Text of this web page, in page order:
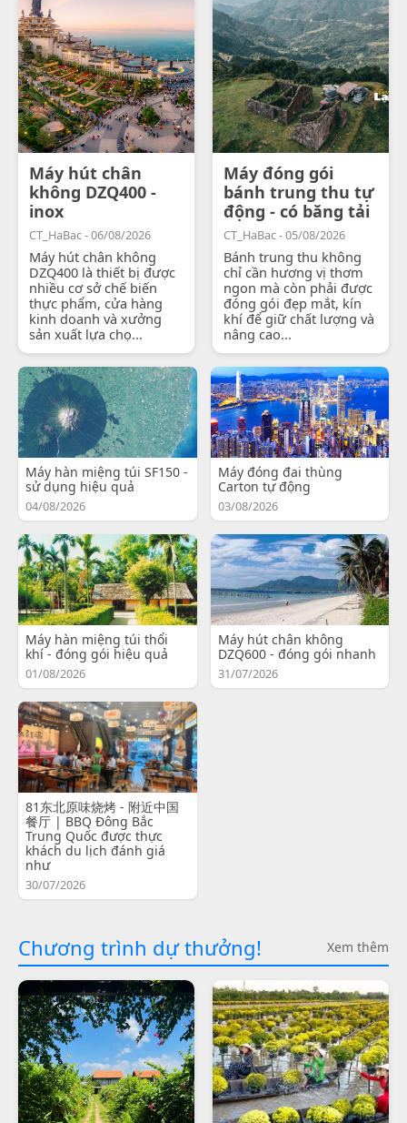
Máy hút chân
không DZQ400 -
inox
CT_HaBac - 06/08/2026
Máy hút chân không
DZQ400 là thiết bị được
nhiều cơ sở chế biến
thực phẩm, cửa hàng
kinh doanh và xưởng
sản xuất lựa chọ...
Máy đóng gói
bánh trung thu tự
động - có băng tải
CT_HaBac - 05/08/2026
Bánh trung thu không
chỉ cần hương vị thơm
ngon mà còn phải được
đóng gói đẹp mắt, kín
khí để giữ chất lượng và
nâng cao...
Máy hàn miệng túi SF150 -
sử dụng hiệu quả
04/08/2026
Máy đóng đai thùng
Carton tự động
03/08/2026
Máy hàn miệng túi thổi
khí - đóng gói hiệu quả
01/08/2026
Máy hút chân không
DZQ600 - đóng gói nhanh
31/07/2026
81东北原味烧烤 - 附近中国
餐厅 | BBQ Đông Bắc
Trung Quốc được thực
khách du lịch đánh giá
như
30/07/2026
Chương trình dự thưởng! Xem thêm